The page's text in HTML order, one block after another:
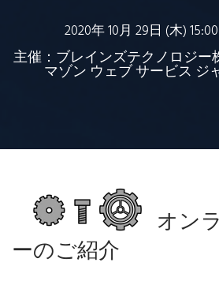
2020年 10月 29日 (木)
主催：ブレインズテクノロジ
マゾン ウェブ サービス ジ
オン
ーのご紹介